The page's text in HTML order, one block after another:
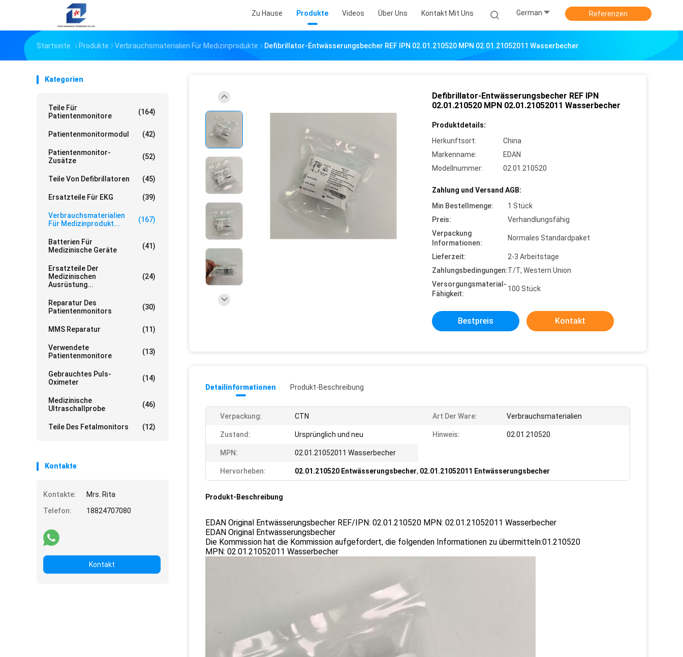
Zu Hause Produkte Videos Über Uns Kontakt Mit Uns German Referenzen
Startseite Produkte Verbrauchsmaterialien Für Medizinprodukte Defibrillator-Entwässerungsbecher REF IPN 02.01.210520 MPN 02.01.21052011 Wasserbecher
Kategorien
Teile Für
Patientenmonitore
(164)
Patientenmonitormodul (42)
Patientenmonitor-
Zusätze
(52)
Teile Von Defibrillatoren (45)
Ersatzteile Für EKG (39)
Verbrauchsmaterialien
Für Medizinprodukt...
(167)
Batterien Für
Medizinische Geräte
(41)
Ersatzteile Der
Medizinischen
Ausrüstung...
(24)
Reparatur Des
Patientenmonitors
(30)
MMS Reparatur (11)
Verwendete
Patientenmonitore
(13)
Gebrauchtes Puls-
Oximeter
(14)
Medizinische
Ultraschallprobe
(46)
Teile Des Fetalmonitors (12)
Kontakte
Kontakte:
Mrs. Rita
Telefon:
18824707080
Kontakt
Defibrillator-Entwässerungsbecher REF IPN
02.01.210520 MPN 02.01.21052011 Wasserbecher
Produktdetails:
Herkunftsort:
China
Markenname:
EDAN
Modellnummer:
02.01.210520
Zahlung und Versand AGB:
Min Bestellmenge:
1 Stück
Preis:
Verhandlungsfähig
Verpackung
Informationen:
Normales Standardpaket
Lieferzeit:
2-3 Arbeitstage
Zahlungsbedingungen:T/T, Western Union
Versorgungsmaterial-
Fähigkeit:
100 Stück
Bestpreis Kontakt
Detailinformationen Produkt-Beschreibung
Verpackung: CTN Art Der Ware: Verbrauchsmaterialien
Zustand: Ursprünglich und neu Hinweis: 02.01.210520
MPN: 02.01.21052011 Wasserbecher
Hervorheben: 02.01.210520 Entwässerungsbecher, 02.01.21052011 Entwässerungsbecher
Produkt-Beschreibung
EDAN Original Entwässerungsbecher REF/IPN: 02.01.210520 MPN: 02.01.21052011 Wasserbecher
EDAN Original Entwässerungsbecher
Die Kommission hat die Kommission aufgefordert, die folgenden Informationen zu übermitteln:01.210520
MPN: 02.01.21052011 Wasserbecher